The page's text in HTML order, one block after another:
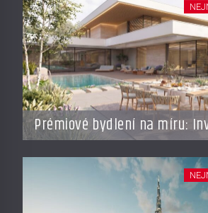
Prémiové bydlení na míru:
vracejí do Česka, roste
adresy i byty a domy za